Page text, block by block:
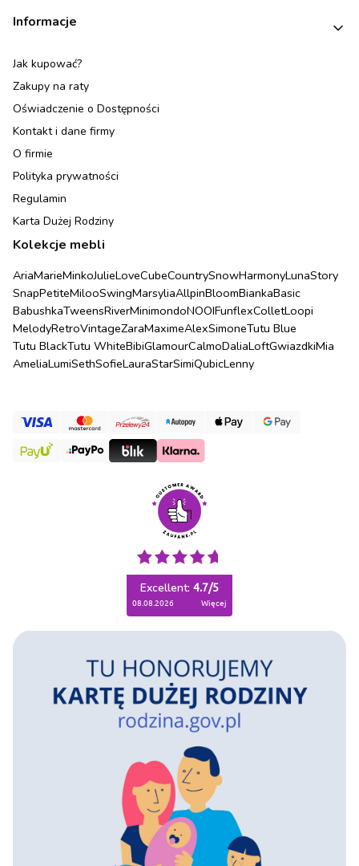
Informacje
Jak kupować?
Zakupy na raty
Oświadczenie o Dostępności
Kontakt i dane firmy
O firmie
Polityka prywatności
Regulamin
Karta Dużej Rodziny
Kolekcje mebli
AriaMarieMinkoJulieLoveCubeCountrySnowHarmonyLunaStory
SnapPetiteMilooSwingMarsyliaAllpinBloomBiankaBasic
BabushkaTweensRiverMinimondoNOOIFunflexColletLoopi
MelodyRetroVintageZaraMaximeAlexSimoneTutu Blue
Tutu BlackTutu WhiteBibiGlamourCalmoDaliaLoftGwiazdkiMia
AmeliaLumiSethSofieLauraStarSimiQubicLenny
Excellent: 4.7/5
08.08.2026 więcej